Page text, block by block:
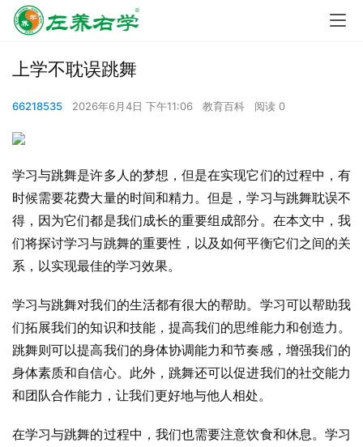
上学不耽误跳舞
66218535 2026年6月4日 下午11:06 教育百科 阅读 0
学习与跳舞是许多人的梦想，但是在实现它们的过程中，有
时候需要花费大量的时间和精力。但是，学习与跳舞耽误不
得，因为它们都是我们成长的重要组成部分。在本文中，我
们将探讨学习与跳舞的重要性，以及如何平衡它们之间的关
系，以实现最佳的学习效果。
学习与跳舞对我们的生活都有很大的帮助。学习可以帮助我
们拓展我们的知识和技能，提高我们的思维能力和创造力。
跳舞则可以提高我们的身体协调能力和节奏感，增强我们的
身体素质和自信心。此外，跳舞还可以促进我们的社交能力
和团队合作能力，让我们更好地与他人相处。
在学习与跳舞的过程中，我们也需要注意饮食和休息。学习